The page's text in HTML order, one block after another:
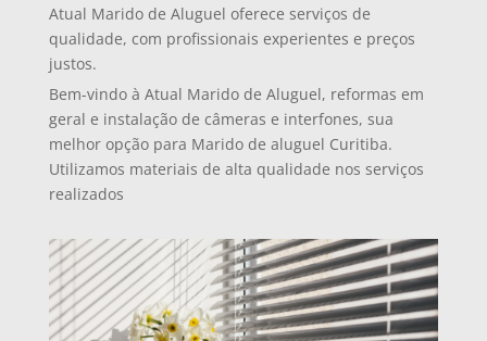
Atual Marido de Aluguel oferece serviços de
qualidade, com profissionais experientes e preços
justos.
Bem-vindo à Atual Marido de Aluguel, reformas em
geral e instalação de câmeras e interfones, sua
melhor opção para Marido de aluguel Curitiba.
Utilizamos materiais de alta qualidade nos serviços
realizados